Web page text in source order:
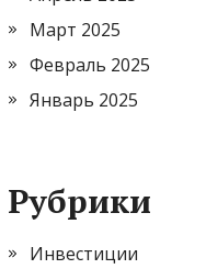
Март 2025
Февраль 2025
Январь 2025
Рубрики
Инвестиции